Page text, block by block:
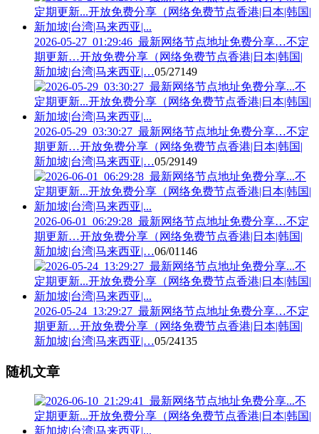
2026-05-27_01:29:46_最新网络节点地址免费分享…不定
期更新…开放免费分享（网络免费节点香港|日本|韩国|
新加坡|台湾|马来西亚|…05/27149
2026-05-29_03:30:27_最新网络节点地址免费分享…不定
期更新…开放免费分享（网络免费节点香港|日本|韩国|
新加坡|台湾|马来西亚|…05/29149
2026-06-01_06:29:28_最新网络节点地址免费分享…不定
期更新…开放免费分享（网络免费节点香港|日本|韩国|
新加坡|台湾|马来西亚|…06/01 146
2026-05-24_13:29:27_最新网络节点地址免费分享…不定
期更新…开放免费分享（网络免费节点香港|日本|韩国|
新加坡|台湾|马来西亚|…05/24135
随机文章